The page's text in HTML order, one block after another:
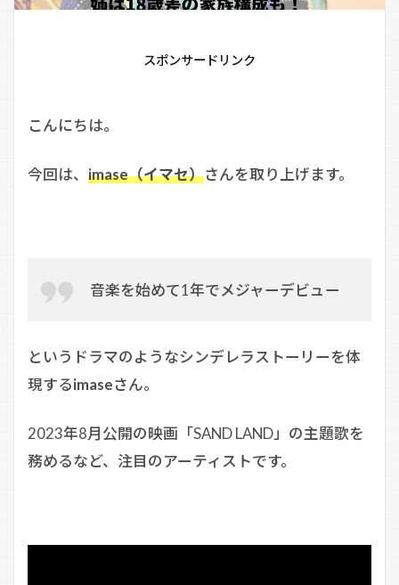
スポンサードリンク
こんにちは。
今回は、 imase（イマセ）さんを取り上げます。
音楽を始めて1年でメジャーデビュー
というドラマのようなシンデレラストーリーを体
現するimaseさん。
2023年8月公開の映画「SAND LAND」の主題歌を
務めるなど、注目のアーティストです。